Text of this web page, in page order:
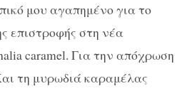
μου αγαπημένο για το
επιστροφής στη νέα
caramel. Για την απόχρωση
τη μυρωδιά καραμέλας